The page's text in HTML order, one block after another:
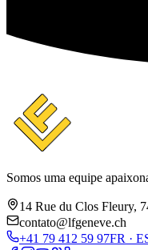
Somos uma equipe
14 Rue du Clos Fleury,
contato@lfgeneve.ch
+41 79 412 59 97FR ·